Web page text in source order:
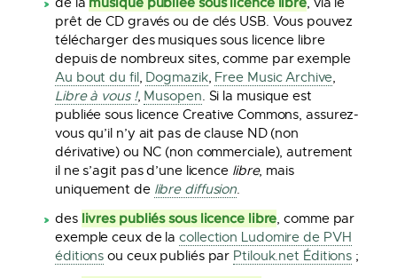
prêt de CD gravés ou de clés USB. Vous pouvez
télécharger des musiques sous licence libre
depuis de nombreux sites, comme par exemple
Au bout du fil, Dogmazik, Free Music Archive,
Libre à vous !, Musopen. Si la musique est
publiée sous licence Creative Commons, assurez-
vous qu’il n’y ait pas de clause ND (non
dérivative) ou NC (non commerciale), autrement
il ne s’agit pas d’une licence libre, mais
uniquement de libre diffusion.
des livres publiés sous licence libre, comme par
exemple ceux de lacollection Ludomire de PVH
éditions ou ceux publiés par Ptilouk.net Éditions ;